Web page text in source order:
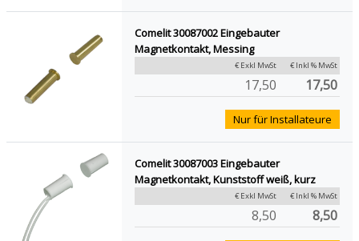
Comelit 30087002 Eingebauter
Magnetkontakt, Messing
€ Exkl MwSt € Inkl % MwSt
17,50 17,50
Nur für Installateure
Comelit 30087003 Eingebauter
Magnetkontakt, Kunststoff weiß, kurz
€ Exkl MwSt € Inkl % MwSt
8,50 8,50